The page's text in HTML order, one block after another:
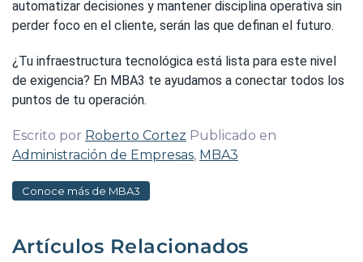
automatizar decisiones y mantener disciplina operativa sin
perder foco en el cliente, serán las que definan el futuro.
¿Tu infraestructura tecnológica está lista para este nivel
de exigencia? En MBA3 te ayudamos a conectar todos los
puntos de tu operación.
Escrito por Roberto Cortez Publicado en
Administración de Empresas, MBA3
Conoce más de MBA3
Artículos Relacionados